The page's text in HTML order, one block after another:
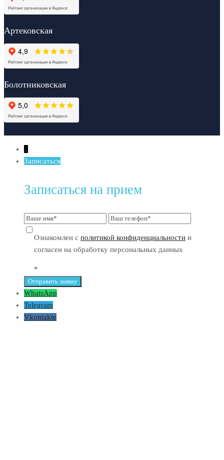
Артековская
Болотниковская
↓
Записаться
Записаться на прием
Ознакомлен с политикой конфиденциальности и
согласен на обработку персональных данных
*
WhatsApp
Telegram
Vkontakte